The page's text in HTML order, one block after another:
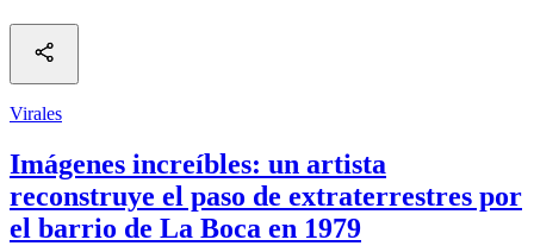
Virales
Imágenes increíbles: un artista
reconstruye el paso de extraterrestres por
el barrio de La Boca en 1979